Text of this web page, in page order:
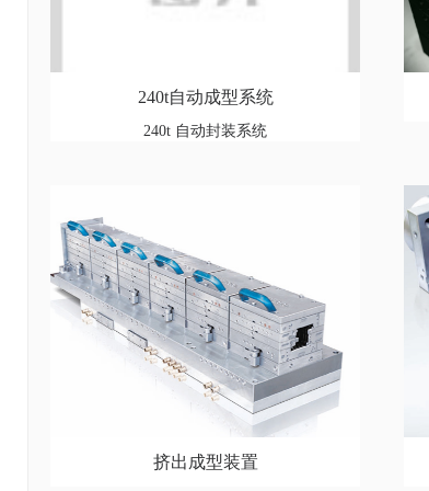
240t自动成型系统
240t 自动封装系统
挤出成型装置